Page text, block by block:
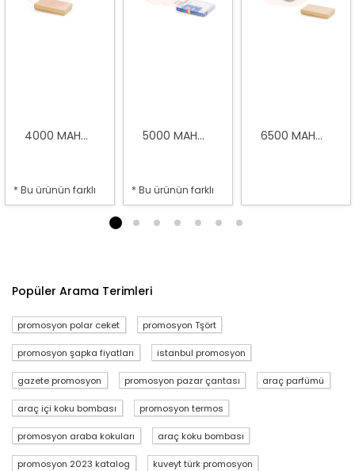
4000 MAH...
* Bu ürünün farklı
5000 MAH...
* Bu ürünün farklı
6500 MAH...
2 3 4 5 6 7
Popüler Arama Terimleri
promosyon polar ceket promosyon Tşört
promosyon şapka fiyatları istanbul promosyon
gazete promosyon promosyon pazar çantası araç parfümü
araç içi koku bombası promosyon termos
promosyon araba kokuları araç koku bombası
promosyon 2023 katalog kuveyt türk promosyon